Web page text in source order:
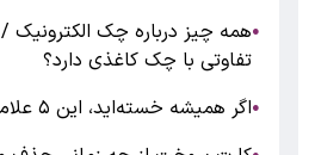
●همه چیز درباره چک
تفاوتی با چک کاغذی دارد؟
●اگر همیشه خسته‌اید، این ۵ علامت را جدی بگیرید